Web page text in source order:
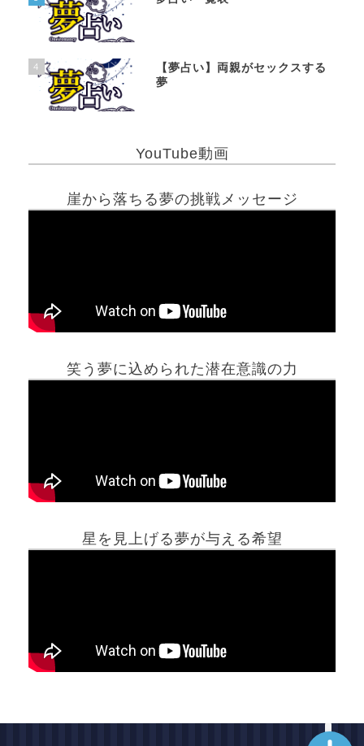
4
【夢占い】両親がセックスする
夢
YouTube動画
崖から落ちる夢の挑戦メッセージ
笑う夢に込められた潜在意識の力
星を見上げる夢が与える希望
ホーム
最新記事動画